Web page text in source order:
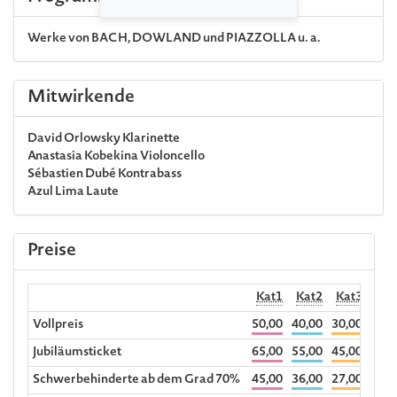
Werke vonBACH,DOWLANDundPIAZZOLLAu. a.
Mitwirkende
David OrlowskyKlarinette
Anastasia KobekinaVioloncello
Sébastien Dubé Kontrabass
Azul LimaLaute
Preise
Kat1 Kat2 Kat3
Vollpreis
50,00 40,00 30,00
Jubiläumsticket
65,00 55,00
45,00
Schwerbehinderte ab dem Grad 70%
45,00 36,00 27,00